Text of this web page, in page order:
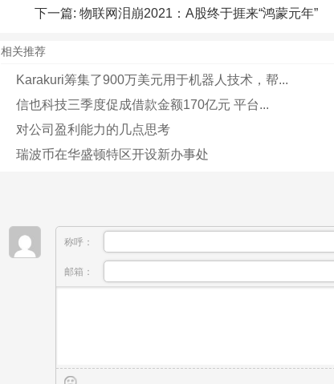
下一篇: 物联网泪崩2021：A股终于捱来“鸿蒙元年”
相关推荐
Karakuri筹集了900万美元用于机器人技术，帮...
信也科技三季度促成借款金额170亿元 平台...
对公司盈利能力的几点思考
瑞波币在华盛顿特区开设新办事处
称呼：
邮箱：